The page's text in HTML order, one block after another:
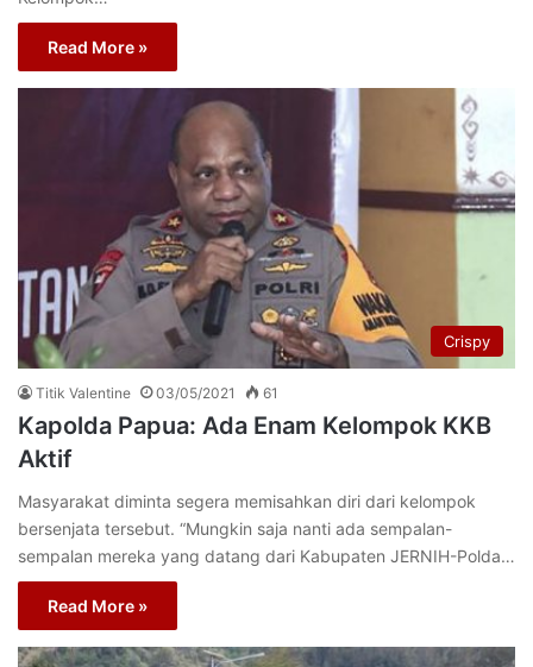
Read More »
Crispy
Titik Valentine 03/05/2021 61
Kapolda Papua: Ada Enam Kelompok KKB
Aktif
Masyarakat diminta segera memisahkan diri dari kelompok
bersenjata tersebut. “Mungkin saja nanti ada sempalan-
sempalan mereka yang datang dari Kabupaten JERNIH-Polda…
Read More »